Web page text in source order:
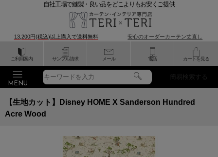
ご利用案内 サンプル請求 メール 電話 カートを見る
自社工場で縫製・良い品をどこよりもお安くご提供
13,200円(税込)以上購入で送料無料 安心のオーダーカーテン丈直し
簡易検索する
【生地カット】Disney HOME X Sanderson Hundred
Acre Wood